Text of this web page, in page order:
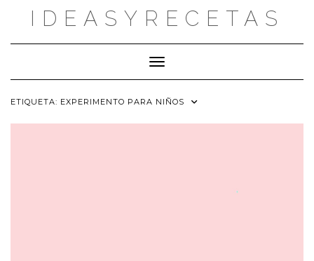
IDEASYRECETAS
Cambiar modo de navegación
ETIQUETA: EXPERIMENTO PARA NIÑOS